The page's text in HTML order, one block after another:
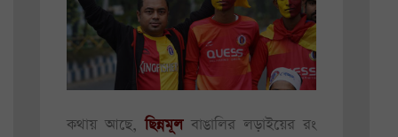
কথায় আছে,ছিন্নমূলবাঙালির লড়াইয়ের রং